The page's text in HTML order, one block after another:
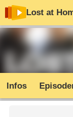
Lost at
Infos